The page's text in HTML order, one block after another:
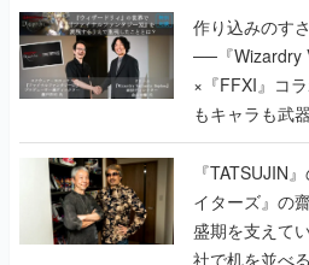
作り込みのす
──『Wizardry
×『FFXI』コ
もキャラも武
で作り込まれ
く
『TATSUJIN
イターズ』の
盛期を支えて
社で机を並べ